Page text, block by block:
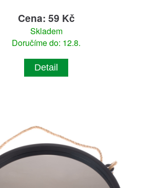
Cena: 59 Kč
Skladem
Doručíme do: 12.8.
Detail